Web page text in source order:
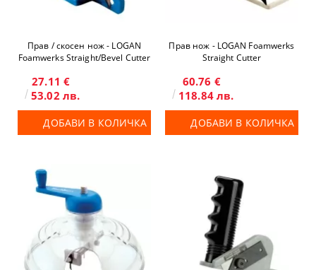
Прав / скосен нож - LOGAN
Foamwerks Straight/Bevel Cutter
27.11 €
53.02 лв.
ДОБАВИ В КОЛИЧКА
Прав нож - LOGAN Foamwerks
Straight Cutter
60.76 €
118.84 лв.
ДОБАВИ В КОЛИЧКА